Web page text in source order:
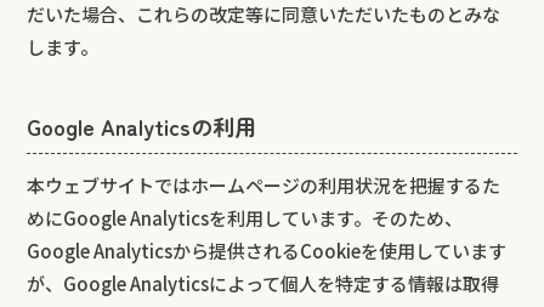
だいた場合、これらの改定等に同意いただいたものとみな
します。
Google Analyticsの利用
本ウェブサイトではホームページの利用状況を把握するた
めにGoogle Analyticsを利用しています。そのため、
Google Analyticsから提供されるCookieを使用しています
が、Google Analyticsによって個人を特定する情報は取得